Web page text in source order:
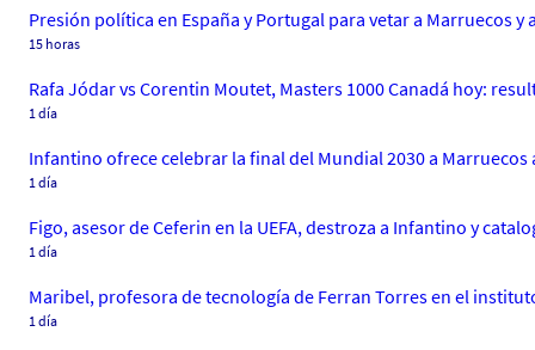
Presión política en España y Portugal para vetar a Marruecos
15 horas
Rafa Jódar vs Corentin Moutet, Masters 1000 Canadá hoy:
1 día
Infantino ofrece celebrar la final del Mundial 2030 a Marruecos
1 día
Figo, asesor de Ceferin en la UEFA, destroza a Infantino y
1 día
Maribel, profesora de tecnología de Ferran Torres en el
1 día